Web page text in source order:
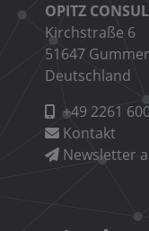
OPITZ
Kirchstraße 6
51647
Deutschland
+49 2261
Kontakt
Newsletter